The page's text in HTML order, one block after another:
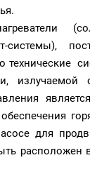
системы),
технические
излучаемой
для
расположен